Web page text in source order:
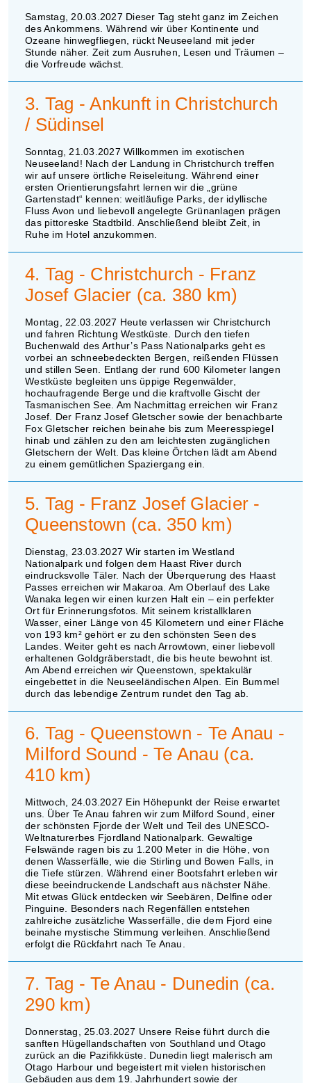
Samstag, 20.03.2027 Dieser Tag steht ganz im Zeichen
des Ankommens. Während wir über Kontinente und
Ozeane hinwegfliegen, rückt Neuseeland mit jeder
Stunde näher. Zeit zum Ausruhen, Lesen und Träumen –
die Vorfreude wächst.
3. Tag - Ankunft in Christchurch
/ Südinsel
Sonntag, 21.03.2027 Willkommen im exotischen
Neuseeland! Nach der Landung in Christchurch treffen
wir auf unsere örtliche Reiseleitung. Während einer
ersten Orientierungsfahrt lernen wir die „grüne
Gartenstadt“ kennen: weitläufige Parks, der idyllische
Fluss Avon und liebevoll angelegte Grünanlagen prägen
das pittoreske Stadtbild. Anschließend bleibt Zeit, in
Ruhe im Hotel anzukommen.
4. Tag - Christchurch - Franz
Josef Glacier (ca. 380 km)
Montag, 22.03.2027 Heute verlassen wir Christchurch
und fahren Richtung Westküste. Durch den tiefen
Buchenwald des Arthur’s Pass Nationalparks geht es
vorbei an schneebedeckten Bergen, reißenden Flüssen
und stillen Seen. Entlang der rund 600 Kilometer langen
Westküste begleiten uns üppige Regenwälder,
hochaufragende Berge und die kraftvolle Gischt der
Tasmanischen See. Am Nachmittag erreichen wir Franz
Josef. Der Franz Josef Gletscher sowie der benachbarte
Fox Gletscher reichen beinahe bis zum Meeresspiegel
hinab und zählen zu den am leichtesten zugänglichen
Gletschern der Welt. Das kleine Örtchen lädt am Abend
zu einem gemütlichen Spaziergang ein.
5. Tag - Franz Josef Glacier -
Queenstown (ca. 350 km)
Dienstag, 23.03.2027 Wir starten im Westland
Nationalpark und folgen dem Haast River durch
eindrucksvolle Täler. Nach der Überquerung des Haast
Passes erreichen wir Makaroa. Am Oberlauf des Lake
Wanaka legen wir einen kurzen Halt ein – ein perfekter
Ort für Erinnerungsfotos. Mit seinem kristallklaren
Wasser, einer Länge von 45 Kilometern und einer Fläche
von 193 km² gehört er zu den schönsten Seen des
Landes. Weiter geht es nach Arrowtown, einer liebevoll
erhaltenen Goldgräberstadt, die bis heute bewohnt ist.
Am Abend erreichen wir Queenstown, spektakulär
eingebettet in die Neuseeländischen Alpen. Ein Bummel
durch das lebendige Zentrum rundet den Tag ab.
6. Tag - Queenstown - Te Anau -
Milford Sound - Te Anau (ca.
410 km)
Mittwoch, 24.03.2027 Ein Höhepunkt der Reise erwartet
uns. Über Te Anau fahren wir zum Milford Sound, einer
der schönsten Fjorde der Welt und Teil des UNESCO-
Weltnaturerbes Fjordland Nationalpark. Gewaltige
Felswände ragen bis zu 1.200 Meter in die Höhe, von
denen Wasserfälle, wie die Stirling und Bowen Falls, in
die Tiefe stürzen. Während einer Bootsfahrt erleben wir
diese beeindruckende Landschaft aus nächster Nähe.
Mit etwas Glück entdecken wir Seebären, Delfine oder
Pinguine. Besonders nach Regenfällen entstehen
zahlreiche zusätzliche Wasserfälle, die dem Fjord eine
beinahe mystische Stimmung verleihen. Anschließend
erfolgt die Rückfahrt nach Te Anau.
7. Tag - Te Anau - Dunedin (ca.
290 km)
Donnerstag, 25.03.2027 Unsere Reise führt durch die
sanften Hügellandschaften von Southland und Otago
zurück an die Pazifikküste. Dunedin liegt malerisch am
Otago Harbour und begeistert mit vielen historischen
Gebäuden aus dem 19. Jahrhundert sowie der